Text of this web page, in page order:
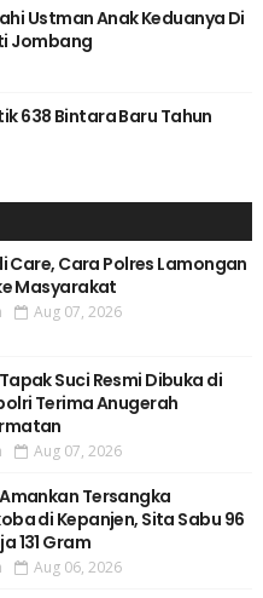
Ustman Anak Keduanya Di
Jombang
638 Bintara Baru Tahun
Care, Cara Polres Lamongan
Masyarakat
Aug 07, 2026
Suci Resmi Dibuka di
Terima Anugerah
Aug 07, 2026
Tersangka
di Kepanjen, Sita Sabu 96
131 Gram
Aug 06, 2026